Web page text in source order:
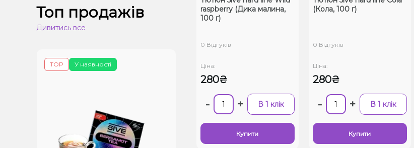
Топ продажів
Дивитись все
У наявності
TOP
raspberry (Дика малина,
100 г)
0 Відгуків
Ціна:
280₴
- + В 1 клік
Купити
(Кола, 100 г)
0 Відгуків
Ціна:
280₴
- + В 1 клік
Купити